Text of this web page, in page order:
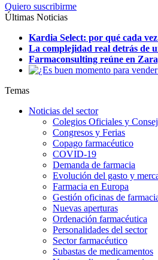
Quiero suscribirme
Últimas Noticias
Kardia Select: por qué cada
La complejidad real detrás de
Farmaconsulting reúne en
Temas
Noticias del sector
Colegios Oficiales y
Congresos y Ferias
Copago farmacéutico
COVID-19
Demanda de farmacia
Evolución del gasto y
Farmacia en Europa
Gestión oficinas de
Nuevas aperturas
Ordenación farmacéutica
Personalidades del sector
Sector farmacéutico
Subastas de medicamentos